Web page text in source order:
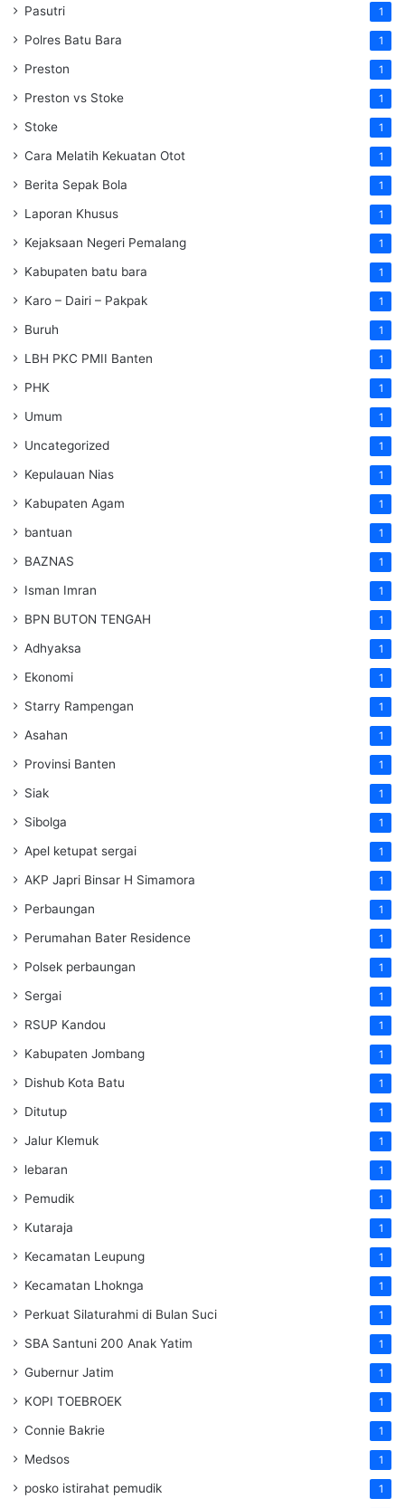
Pasutri 1
Polres Batu Bara 1
Preston 1
Preston vs Stoke 1
Stoke 1
Cara Melatih Kekuatan Otot 1
Berita Sepak Bola 1
Laporan Khusus 1
Kejaksaan Negeri Pemalang 1
Kabupaten batu bara 1
Karo – Dairi – Pakpak 1
Buruh 1
LBH PKC PMII Banten 1
PHK 1
Umum 1
Uncategorized 1
Kepulauan Nias 1
Kabupaten Agam 1
bantuan 1
BAZNAS 1
Isman Imran 1
BPN BUTON TENGAH 1
Adhyaksa 1
Ekonomi 1
Starry Rampengan 1
Asahan 1
Provinsi Banten 1
Siak 1
Sibolga 1
Apel ketupat sergai 1
AKP Japri Binsar H Simamora 1
Perbaungan 1
Perumahan Bater Residence 1
Polsek perbaungan 1
Sergai 1
RSUP Kandou 1
Kabupaten Jombang 1
Dishub Kota Batu 1
Ditutup 1
Jalur Klemuk 1
lebaran 1
Pemudik 1
Kutaraja 1
Kecamatan Leupung 1
Kecamatan Lhoknga 1
Perkuat Silaturahmi di Bulan Suci 1
SBA Santuni 200 Anak Yatim 1
Gubernur Jatim 1
KOPI TOEBROEK 1
Connie Bakrie 1
Medsos 1
posko istirahat pemudik 1